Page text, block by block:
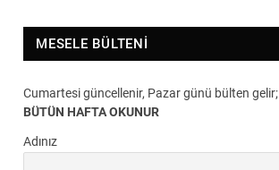
MESELE BÜLTENI
Cumartesi güncellenir, Pazar günü bülten gelir;
BÜTÜN HAFTA OKUNUR
Adınız